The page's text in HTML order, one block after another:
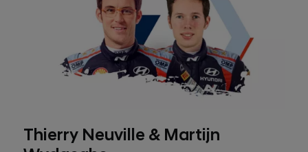
Thierry Neuville & Martijn